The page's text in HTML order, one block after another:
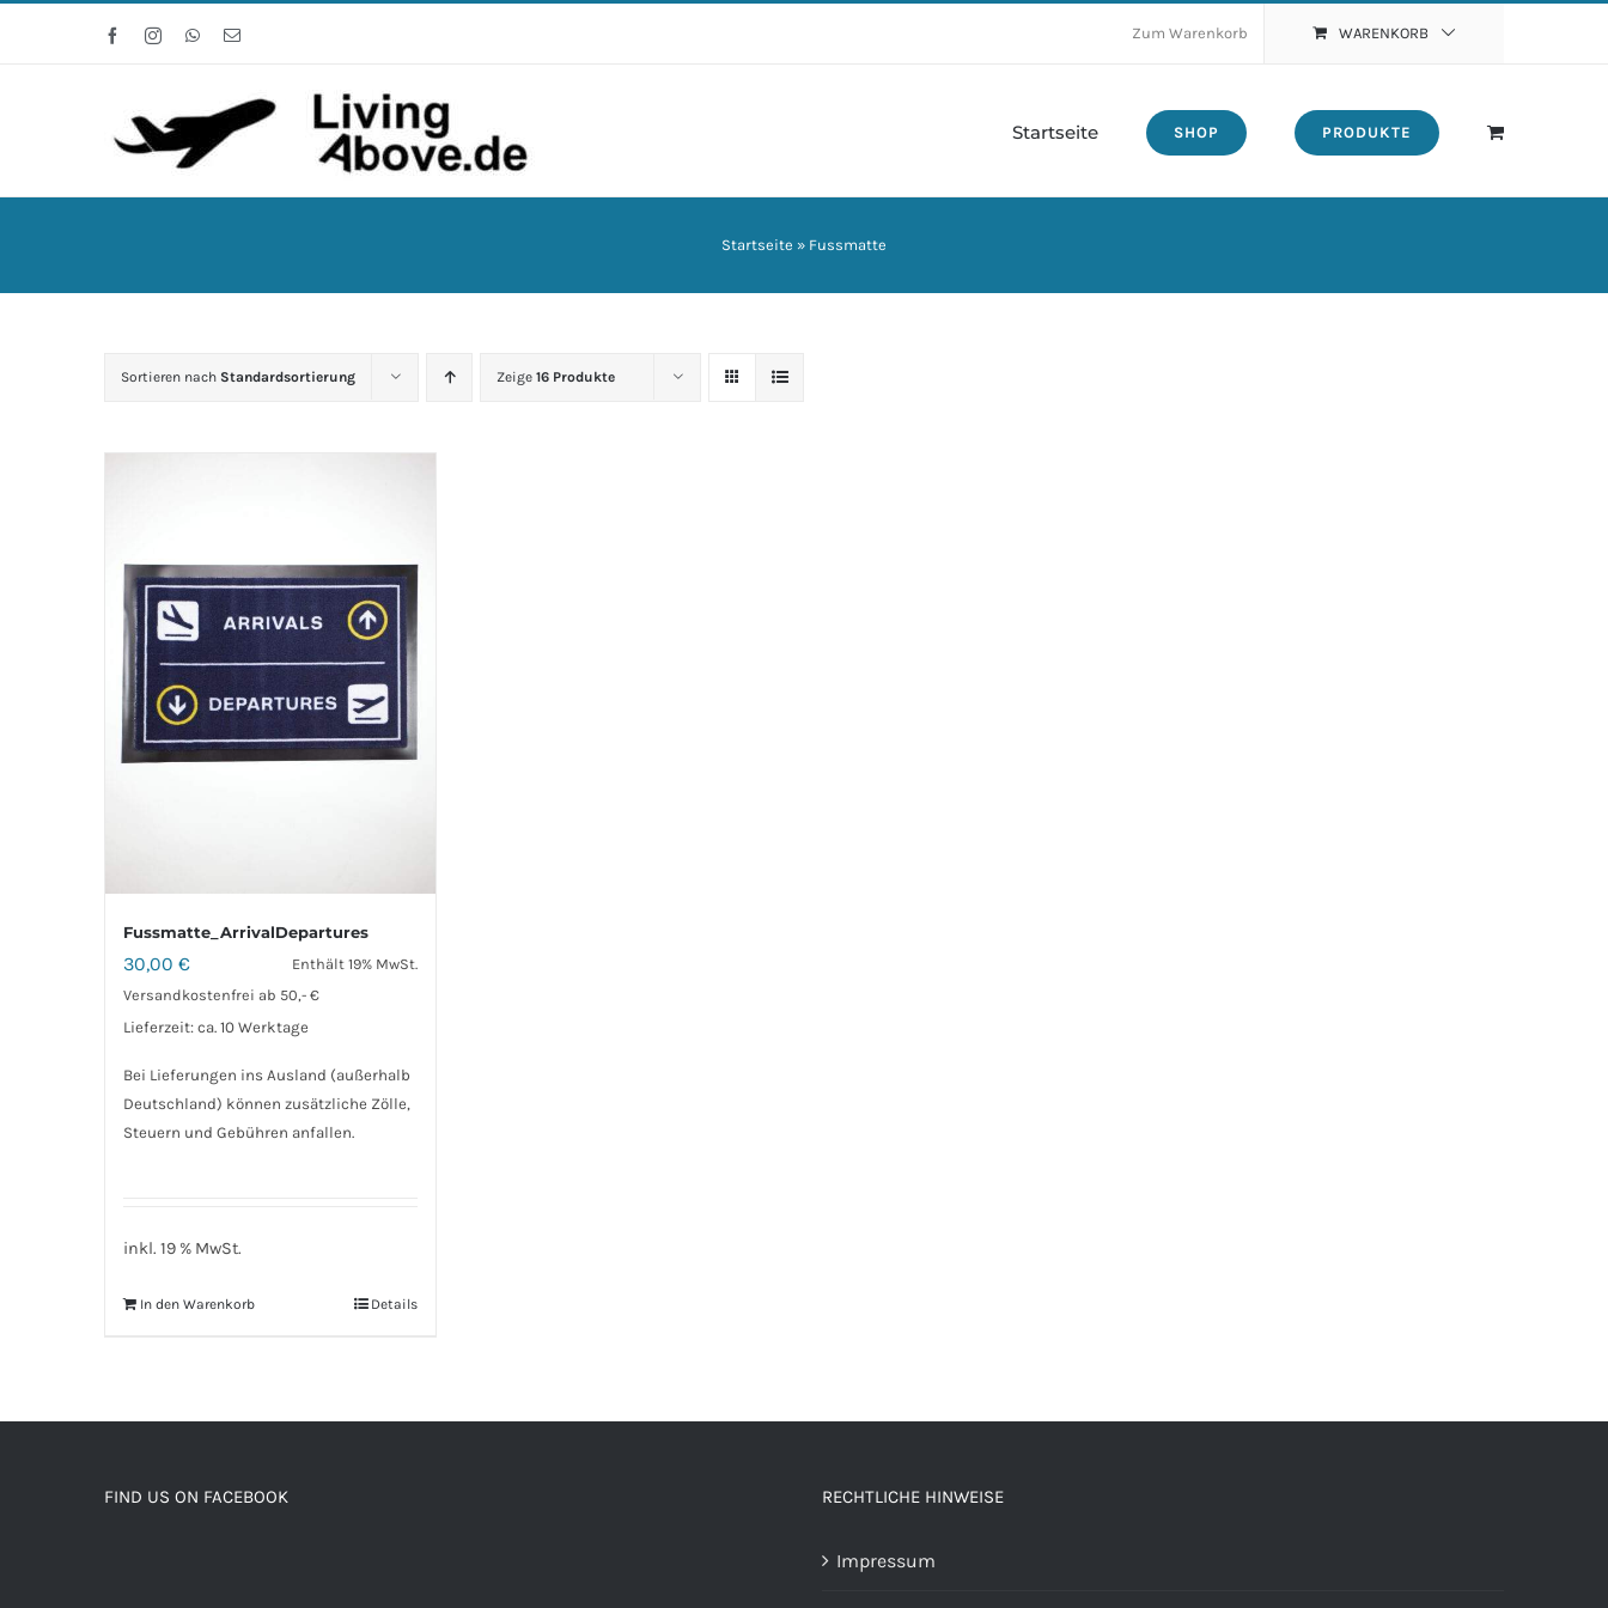
FacebookInstagramWhatsApp
E-
Zum Warenkorb WARENKORB
Startseite SHOP PRODUKTE
Startseite » Fussmatte
Sortieren nach Standardsortierung Zeige 16 Produkte
Fussmatte_ArrivalDepartures
30,00 €
Enthält 19% MwSt.
Versandkostenfrei ab 50,- €
Lieferzeit: ca. 10 Werktage
Bei Lieferungen ins Ausland (außerhalb
Deutschland) können zusätzliche Zölle,
Steuern und Gebühren anfallen.
inkl. 19 % MwSt.
In den Warenkorb Details
FIND US ON FACEBOOK RECHTLICHE HINWEISE
Impressum